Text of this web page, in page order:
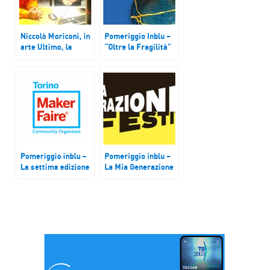
Niccolò Moriconi, in
arte Ultimo, la
Pomeriggio Inblu –
“Oltre la Fragilità”
Pomeriggio inblu –
La settima edizione
Pomeriggio inblu –
La Mia Generazione